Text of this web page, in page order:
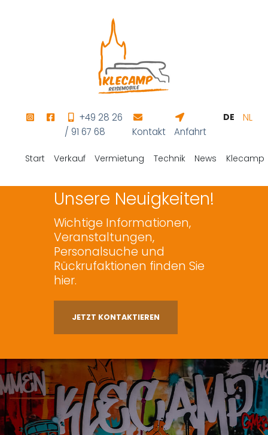
+49 28 26
/ 91 67 68
Kontakt Anfahrt
DE NL
Start Verkauf Vermietung Technik News Klecamp
Unsere Neuigkeiten!
Wichtige Informationen,
Veranstaltungen,
Personalsuche und
Rückrufaktionen finden Sie
hier.
JETZT KONTAKTIEREN